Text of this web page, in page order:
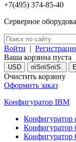
+7(495) 374-85-40
Серверное
Войти |
Ваша корзина пуста
USD пїЅпїЅпїЅ.
Очистить корзину
Оформить заказ
Конфигуратор IBM
Конфигуратор
Конфигуратор